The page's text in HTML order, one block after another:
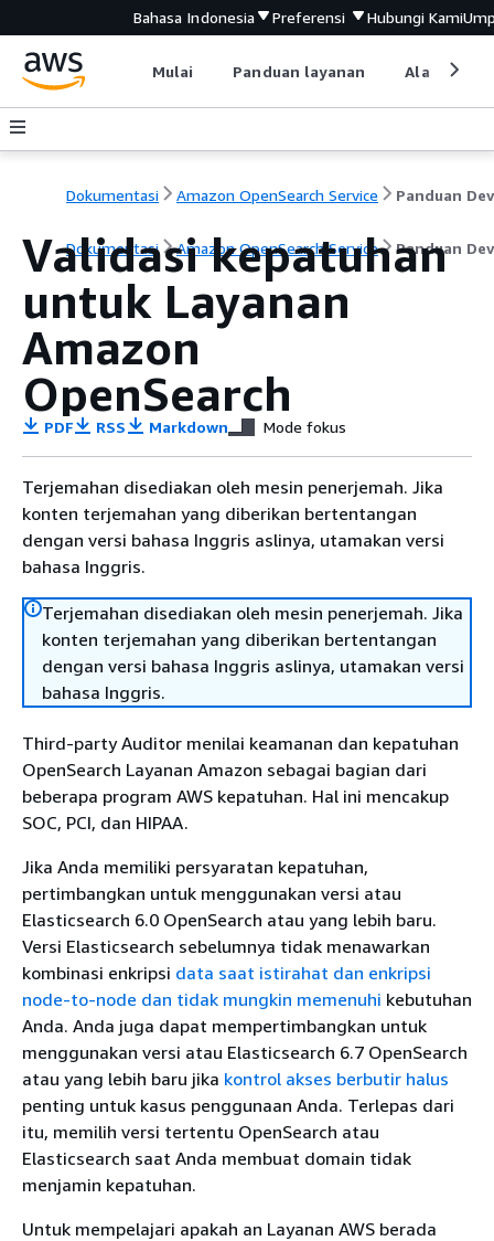
Bahasa Indonesia Preferensi Hubungi Kami
Mulai Panduan layanan Alat
Dokumentasi Amazon OpenSearch Service
Dokumentasi Amazon OpenSearch Service Panduan
Validasi kepatuhan
untuk Layanan
Amazon
OpenSearch
PDF RSS Markdown Mode fokus
Terjemahan disediakan oleh mesin penerjemah. Jika
konten terjemahan yang diberikan bertentangan
dengan versi bahasa Inggris aslinya, utamakan versi
bahasa Inggris.
Terjemahan disediakan oleh mesin penerjemah. Jika
konten terjemahan yang diberikan bertentangan
dengan versi bahasa Inggris aslinya, utamakan versi
bahasa Inggris.
Third-party Auditor menilai keamanan dan kepatuhan
OpenSearch Layanan Amazon sebagai bagian dari
beberapa program AWS kepatuhan. Hal ini mencakup
SOC, PCI, dan HIPAA.
Jika Anda memiliki persyaratan kepatuhan,
pertimbangkan untuk menggunakan versi atau
Elasticsearch 6.0 OpenSearch atau yang lebih baru.
Versi Elasticsearch sebelumnya tidak menawarkan
kombinasi enkripsi data saat istirahat dan enkripsi
node-to-node dan tidak mungkin memenuhi kebutuhan
Anda. Anda juga dapat mempertimbangkan untuk
menggunakan versi atau Elasticsearch 6.7 OpenSearch
atau yang lebih baru jika kontrol akses berbutir halus
penting untuk kasus penggunaan Anda. Terlepas dari
itu, memilih versi tertentu OpenSearch atau
Elasticsearch saat Anda membuat domain tidak
menjamin kepatuhan.
Untuk mempelajari apakah an Layanan AWS berada